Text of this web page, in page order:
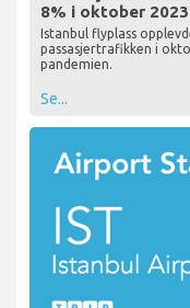
8% i oktober
Istanbul flyplass
passasjertrafikken i
pandemien.
Se...